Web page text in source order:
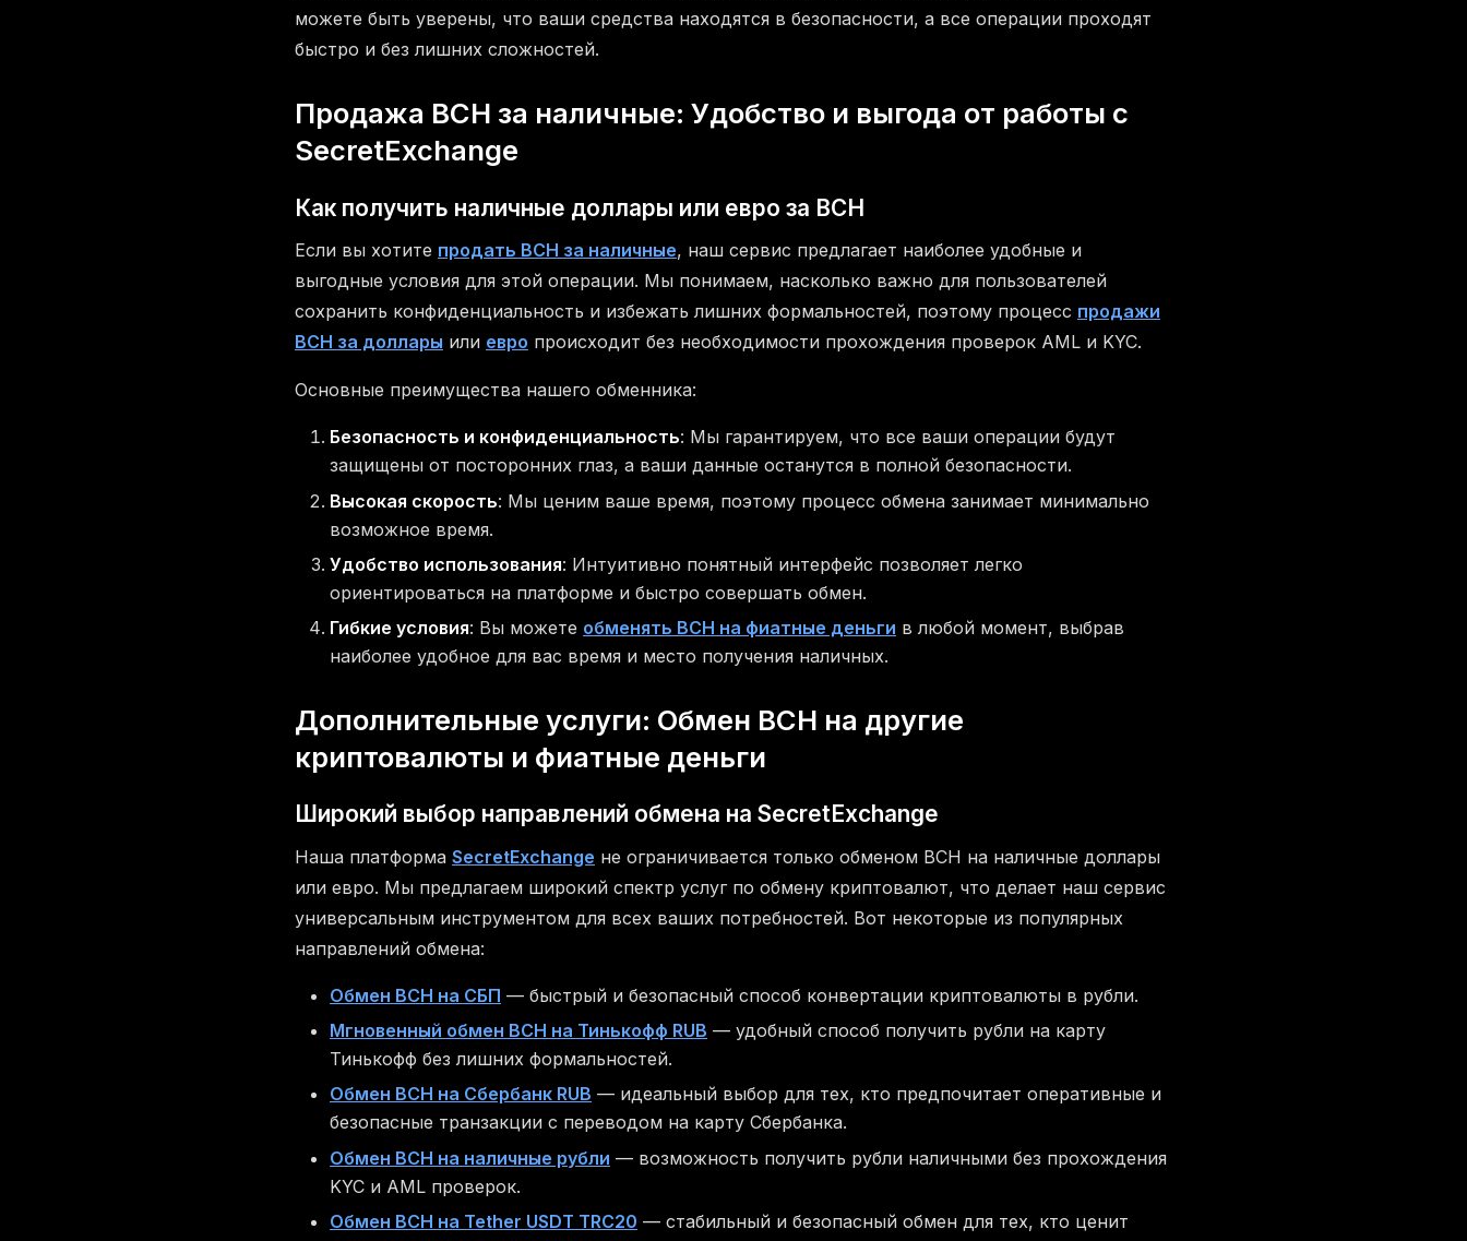
можете быть уверены, что ваши средства находятся в безопасности, а все операции проходят
быстро и без лишних сложностей.
Продажа BCH за наличные: Удобство и выгода от работы с
SecretExchange
Как получить наличные доллары или евро за BCH
Если вы хотите продать BCH за наличные, наш сервис предлагает наиболее удобные и
выгодные условия для этой операции. Мы понимаем, насколько важно для пользователей
сохранить конфиденциальность и избежать лишних формальностей, поэтому процесс продажи
BCH за доллары или евро происходит без необходимости прохождения проверок AML и KYC.
Основные преимущества нашего обменника:
Безопасность и конфиденциальность: Мы гарантируем, что все ваши операции будут
защищены от посторонних глаз, а ваши данные останутся в полной безопасности.
Высокая скорость: Мы ценим ваше время, поэтому процесс обмена занимает минимально
возможное время.
Удобство использования: Интуитивно понятный интерфейс позволяет легко
ориентироваться на платформе и быстро совершать обмен.
Гибкие условия: Вы можете обменять BCH на фиатные деньги в любой момент, выбрав
наиболее удобное для вас время и место получения наличных.
Дополнительные услуги: Обмен BCH на другие
криптовалюты и фиатные деньги
Широкий выбор направлений обмена на SecretExchange
Наша платформа SecretExchange не ограничивается только обменом BCH на наличные доллары
или евро. Мы предлагаем широкий спектр услуг по обмену криптовалют, что делает наш сервис
универсальным инструментом для всех ваших потребностей. Вот некоторые из популярных
направлений обмена:
Обмен BCH на СБП — быстрый и безопасный способ конвертации криптовалюты в рубли.
Мгновенный обмен BCH на Тинькофф RUB — удобный способ получить рубли на карту
Тинькофф без лишних формальностей.
Обмен BCH на Сбербанк RUB — идеальный выбор для тех, кто предпочитает оперативные и
безопасные транзакции с переводом на карту Сбербанка.
Обмен BCH на наличные рубли — возможность получить рубли наличными без прохождения
KYC и AML проверок.
Обмен BCH на Tether USDT TRC20 — стабильный и безопасный обмен для тех, кто ценит